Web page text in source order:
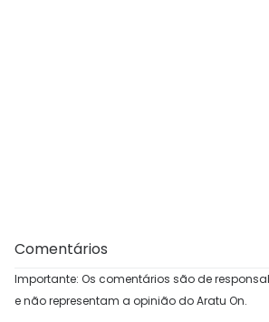
Comentários
Importante: Os comentários são de
e não representam a opinião do Aratu On.